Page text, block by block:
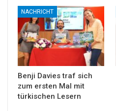
NACHRICHT
Benji Davies traf sich
zum ersten Mal mit
türkischen Lesern